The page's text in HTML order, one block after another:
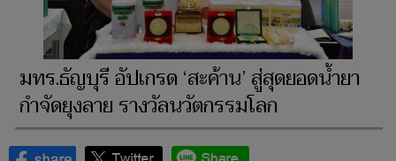
มทร.ธัญบุรี อัปเกรด ‘สะค้าน’ สู่สุดยอดน้ำยา
กำจัดยุงลาย รางวัลนวัตกรรมโลก